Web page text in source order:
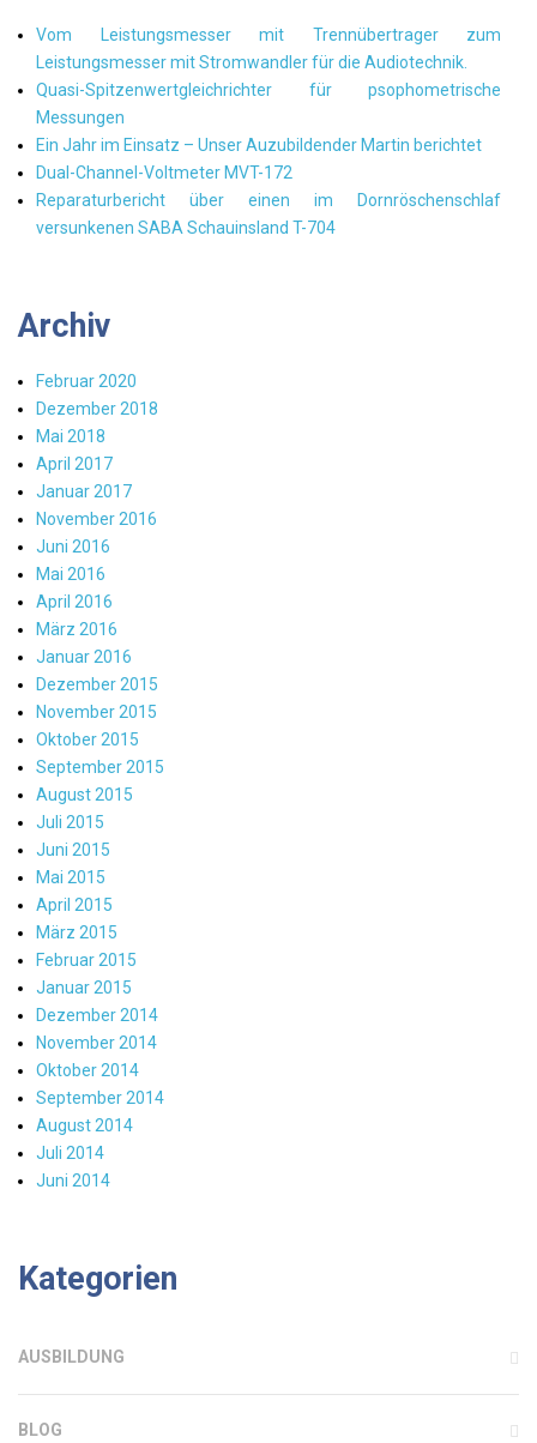
Vom Leistungsmesser mit Trennübertrager zum
Leistungsmesser mit Stromwandler für die Audiotechnik.
Quasi-Spitzenwertgleichrichter für psophometrische
Messungen
Ein Jahr im Einsatz – Unser Auzubildender Martin berichtet
Dual-Channel-Voltmeter MVT-172
Reparaturbericht über einen im Dornröschenschlaf
versunkenen SABA Schauinsland T-704
Archiv
Februar 2020
Dezember 2018
Mai 2018
April 2017
Januar 2017
November 2016
Juni 2016
Mai 2016
April 2016
März 2016
Januar 2016
Dezember 2015
November 2015
Oktober 2015
September 2015
August 2015
Juli 2015
Juni 2015
Mai 2015
April 2015
März 2015
Februar 2015
Januar 2015
Dezember 2014
November 2014
Oktober 2014
September 2014
August 2014
Juli 2014
Juni 2014
Kategorien
AUSBILDUNG
BLOG